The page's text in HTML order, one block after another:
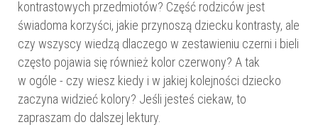
kontrastowych przedmiotów? Część rodziców jest
świadoma korzyści, jakie przynoszą dziecku kontrasty, ale
czy wszyscy wiedzą dlaczego w zestawieniu czerni i bieli
często pojawia się również kolor czerwony? A tak
w ogóle - czy wiesz kiedy i w jakiej kolejności dziecko
zaczyna widzieć kolory? Jeśli jesteś ciekaw, to
zapraszam do dalszej lektury.